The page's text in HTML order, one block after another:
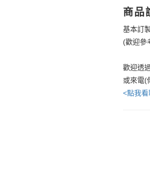
商品
基本訂
(歡迎參
歡迎透
或來電(
<點我